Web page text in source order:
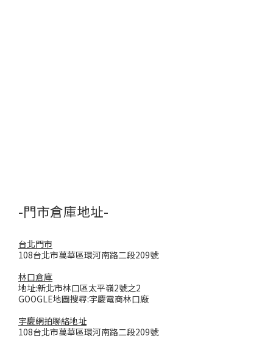
-門市倉庫地址-
台北門市
108台北市萬華區環河南路二段209號
林口倉庫
地址:新北市林口區太平嶺2號之2
GOOGLE地圖搜尋:宇慶電商林口廠
宇慶網拍聯絡地址
108台北市萬華區環河南路二段209號